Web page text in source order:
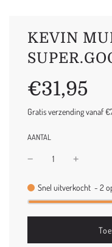
KEVIN
Uitverkoop
prijs
Normale
prijs
€31,95
Gratis verzending vanaf
AANTAL
Snel uitverkocht - 2
l
o